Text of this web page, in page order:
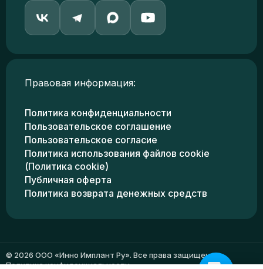
Правовая информация:
Политика конфиденциальности
Пользовательское соглашение
Пользовательское согласие
Политика использования файлов cookie
(Политика cookie)
Публичная оферта
Политика возврата денежных средств
© 2026 ООО «Инно Имплант Ру». Все права защищены.
Политика конфиденциальности